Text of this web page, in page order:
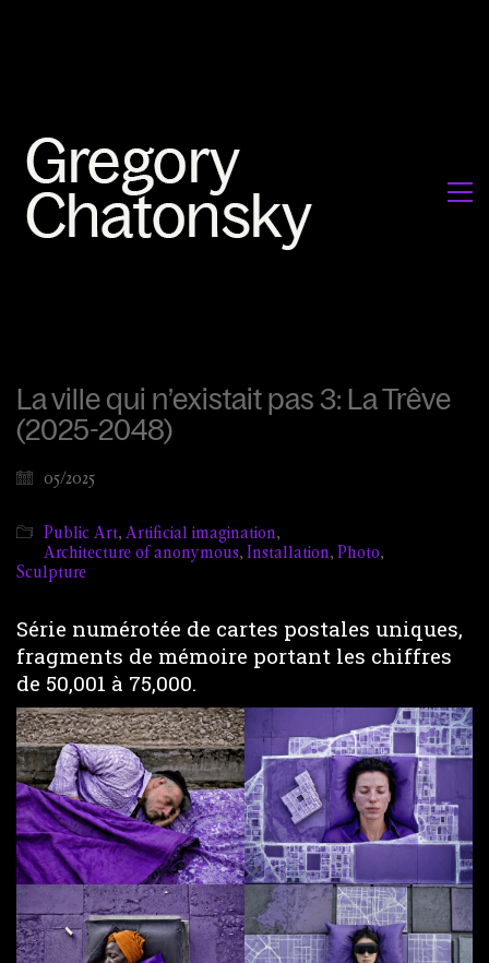
La ville qui n’existait pas 3: La Trêve
(2025-2048)
05/2025
Public Art, Artificial imagination,
Architecture of anonymous, Installation, Photo,
Sculpture
Série numérotée de cartes postales uniques,
fragments de mémoire portant les chiffres
de 50,001 à 75,000.